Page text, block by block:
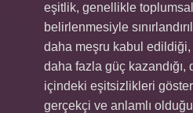
eşitlik, genellikle
belirlenmesiyle
daha meşru kabul edildiği,
daha fazla güç kazandığı,
içindeki eşitsizlikleri
gerçekçi ve anlamlı